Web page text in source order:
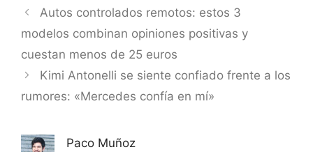
Autos controlados remotos: estos 3
modelos combinan opiniones positivas y
cuestan menos de 25 euros
Kimi Antonelli se siente confiado frente a los
rumores: «Mercedes confía en mí»
Paco Muñoz